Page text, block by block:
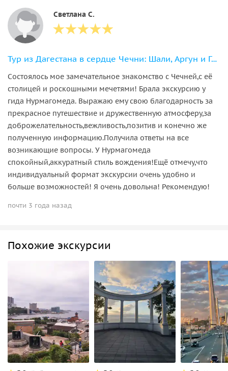
Светлана С.
Тур из Дагестана в сердце Чечни: Шали, Аргун и Грозный
Состоялось мое замечательное знакомство с Чечней,с её
столицей и роскошными мечетями! Брала экскурсию у
гида Нурмагомеда. Выражаю ему свою благодарность за
прекрасное путешествие и дружественную атмосферу,за
доброжелательность,вежливость,позитив и конечно же
полученную информацию.Получила ответы на все
возникающие вопросы. У Нурмагомеда
спокойный,аккуратный стиль вождения!Ещё отмечу,что
индивидуальный формат экскурсии очень удобно и
больше возможностей! Я очень довольна! Рекомендую!
почти 3 года назад
Похожие экскурсии